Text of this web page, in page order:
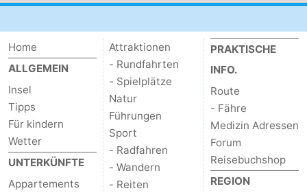
Home
ALLGEMEIN
Insel
Tipps
Für kindern
Wetter
UNTERKÜNFTE
Appartements
Attraktionen
- Rundfahrten
- Spielplätze
Natur
Führungen
Sport
- Radfahren
- Wandern
- Reiten
PRAKTISCHE
INFO.
Route
- Fähre
Medizin Adressen
Forum
Reisebuchshop
REGION